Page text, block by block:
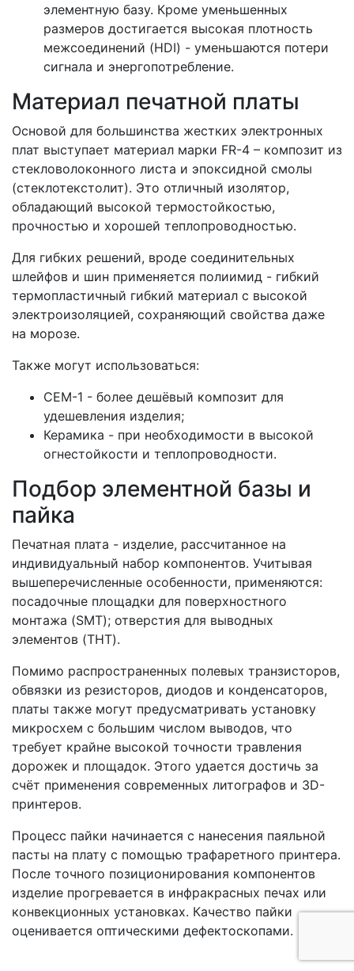
элементную базу. Кроме уменьшенных
размеров достигается высокая плотность
межсоединений (HDI) - уменьшаются потери
сигнала и энергопотребление.
Материал печатной платы
Основой для большинства жестких электронных
плат выступает материал марки FR-4 – композит из
стекловолоконного листа и эпоксидной смолы
(стеклотекстолит). Это отличный изолятор,
обладающий высокой термостойкостью,
прочностью и хорошей теплопроводностью.
Для гибких решений, вроде соединительных
шлейфов и шин применяется полиимид - гибкий
термопластичный гибкий материал с высокой
электроизоляцией, сохраняющий свойства даже
на морозе.
Также могут использоваться:
CEM-1 - более дешёвый композит для
удешевления изделия;
Керамика - при необходимости в высокой
огнестойкости и теплопроводности.
Подбор элементной базы и
пайка
Печатная плата - изделие, рассчитанное на
индивидуальный набор компонентов. Учитывая
вышеперечисленные особенности, применяются:
посадочные площадки для поверхностного
монтажа (SMT); отверстия для выводных
элементов (THT).
Помимо распространенных полевых транзисторов,
обвязки из резисторов, диодов и конденсаторов,
платы также могут предусматривать установку
микросхем с большим числом выводов, что
требует крайне высокой точности травления
дорожек и площадок. Этого удается достичь за
счёт применения современных литографов и 3D-
принтеров.
Процесс пайки начинается с нанесения паяльной
пасты на плату с помощью трафаретного принтера.
После точного позиционирования компонентов
изделие прогревается в инфракрасных печах или
конвекционных установках. Качество пайки
оценивается оптическими дефектоскопами.